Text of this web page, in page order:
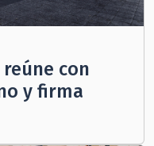
con
y firma